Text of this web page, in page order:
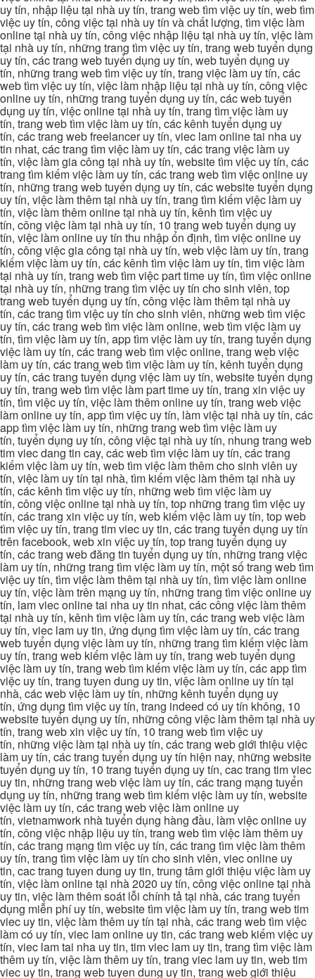
uy tín, nhập liệu tại nhà uy tín, trang web tìm việc uy tín, web tìm
việc uy tín, công việc tại nhà uy tín và chất lượng, tìm việc làm
online tại nhà uy tín, công việc nhập liệu tại nhà uy tín, việc làm
tại nhà uy tín, những trang tìm việc uy tín, trang web tuyển dụng
uy tín, các trang web tuyển dụng uy tín, web tuyển dụng uy
tín, những trang web tìm việc uy tín, trang việc làm uy tín, các
web tìm việc uy tín, việc làm nhập liệu tại nhà uy tín, công việc
online uy tín, những trang tuyển dụng uy tín, các web tuyển
dụng uy tín, việc online tại nhà uy tín, trang tìm việc làm uy
tín, trang web tìm việc làm uy tín, các kênh tuyển dụng uy
tín, các trang web freelancer uy tín, viec lam online tai nha uy
tin nhat, các trang tìm việc làm uy tín, các trang việc làm uy
tín, việc làm gia công tại nhà uy tín, website tìm việc uy tín, các
trang tìm kiếm việc làm uy tín, các trang web tìm việc online uy
tín, những trang web tuyển dụng uy tín, các website tuyển dụng
uy tín, việc làm thêm tại nhà uy tín, trang tìm kiếm việc làm uy
tín, việc làm thêm online tại nhà uy tín, kênh tìm việc uy
tín, công việc làm tại nhà uy tín, 10 trang web tuyển dụng uy
tín, việc làm online uy tín thu nhập ổn định, tìm việc online uy
tín, công việc gia công tại nhà uy tín, web việc làm uy tín, trang
kiếm việc làm uy tín, các kênh tìm việc làm uy tín, tìm việc làm
tại nhà uy tín, trang web tìm việc part time uy tín, tìm việc online
tại nhà uy tín, những trang tìm việc uy tín cho sinh viên, top
trang web tuyển dụng uy tín, công việc làm thêm tại nhà uy
tín, các trang tìm việc uy tín cho sinh viên, những web tìm việc
uy tín, các trang web tìm việc làm online, web tìm việc làm uy
tín, tìm việc làm uy tín, app tìm việc làm uy tín, trang tuyển dụng
việc làm uy tín, các trang web tìm việc online, trang web việc
làm uy tín, các trang web tìm việc làm uy tín, kênh tuyển dụng
uy tín, các trang tuyển dụng việc làm uy tín, website tuyển dụng
uy tín, trang web tìm việc làm part time uy tín, trang xin việc uy
tín, tìm việc uy tín, việc làm thêm online uy tín, trang web việc
làm online uy tín, app tìm việc uy tín, làm việc tại nhà uy tín, các
app tìm việc làm uy tín, những trang web tìm việc làm uy
tín, tuyển dụng uy tín, công việc tại nhà uy tín, nhung trang web
tim viec dang tin cay, các web tìm việc làm uy tín, các trang
kiếm việc làm uy tín, web tìm việc làm thêm cho sinh viên uy
tín, việc làm uy tín tại nhà, tìm kiếm việc làm thêm tại nhà uy
tín, các kênh tìm việc uy tín, những web tìm việc làm uy
tín, công việc online tại nhà uy tín, top những trang tìm việc uy
tín, các trang xin việc uy tín, web kiếm việc làm uy tín, top web
tìm việc uy tín, trang tim viec uy tin, các trang tuyển dụng uy tín
trên facebook, web xin việc uy tín, top trang tuyển dụng uy
tín, các trang web đăng tin tuyển dụng uy tín, những trang việc
làm uy tín, những trang tìm việc làm uy tín, một số trang web tìm
việc uy tín, tìm việc làm thêm tại nhà uy tín, tìm việc làm online
uy tín, việc làm trên mạng uy tín, những trang tìm việc online uy
tín, lam viec online tai nha uy tin nhat, các công việc làm thêm
tại nhà uy tín, kênh tìm việc làm uy tín, các trang web việc làm
uy tín, viec lam uy tin, ứng dụng tìm việc làm uy tín, các trang
web tuyển dụng việc làm uy tín, những trang tìm kiếm việc làm
uy tín, trang web kiếm việc làm uy tín, trang web tuyển dụng
việc làm uy tín, trang web tìm kiếm việc làm uy tín, các app tìm
việc uy tín, trang tuyen dung uy tin, việc làm online uy tín tại
nhà, các web việc làm uy tín, những kênh tuyển dụng uy
tín, ứng dụng tìm việc uy tín, trang indeed có uy tín không, 10
website tuyển dụng uy tín, những công việc làm thêm tại nhà uy
tín, trang web xin việc uy tín, 10 trang web tìm việc uy
tín, những việc làm tại nhà uy tín, các trang web giới thiệu việc
làm uy tín, các trang tuyển dụng uy tín hiện nay, những website
tuyển dụng uy tín, 10 trang tuyển dụng uy tín, cac trang tim viec
uy tin, những trang web việc làm uy tín, các trang mạng tuyển
dụng uy tín, những trang web tìm kiếm việc làm uy tín, website
việc làm uy tín, các trang web việc làm online uy
tín, vietnamwork nhà tuyển dụng hàng đầu, làm việc online uy
tín, công việc nhập liệu uy tín, trang web tìm việc làm thêm uy
tín, các trang mạng tìm việc uy tín, các trang tìm việc làm thêm
uy tín, trang tìm việc làm uy tín cho sinh viên, viec online uy
tin, cac trang tuyen dung uy tin, trung tâm giới thiệu việc làm uy
tín, việc làm online tại nhà 2020 uy tín, công việc online tại nhà
uy tin, việc làm thêm soát lỗi chính tả tại nhà, các trang tuyển
dụng miễn phí uy tín, website tìm việc làm uy tín, trang web tim
viec uy tin, việc làm thêm uy tín tại nhà, các trang web tìm việc
làm có uy tín, viec lam online uy tin, các trang web kiếm việc uy
tín, viec lam tai nha uy tin, tim viec lam uy tin, trang tìm việc làm
thêm uy tín, việc làm thêm uy tín, trang viec lam uy tin, web tim
viec uy tin, trang web tuyen dung uy tin, trang web giới thiệu